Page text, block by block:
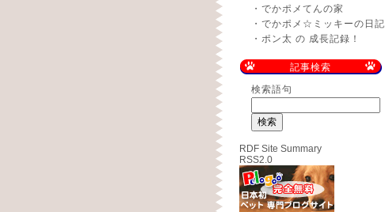
・ でかポメてんの家
・ でかポメ☆ミッキーの日記
・ ポン太 の 成長記録！
記事検索
検索語句
RDF Site Summary
RSS2.0